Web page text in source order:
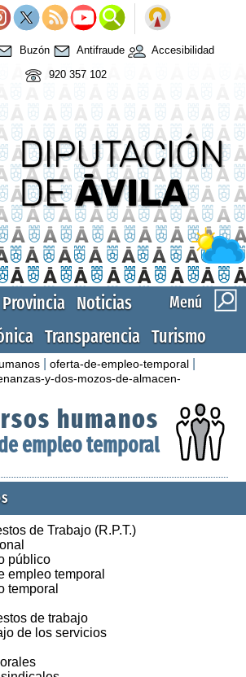
Buzón Antifraude
Accesibilidad
920 357 102
Menú
Provincia Noticias
Transparencia Turismo
|oferta-de-empleo-temporal
y-dos-mozos-de-almacen-
humanos
empleo temporal
de Trabajo (R.P.T.)
público
empleo temporal
temporal
de trabajo
de los servicios